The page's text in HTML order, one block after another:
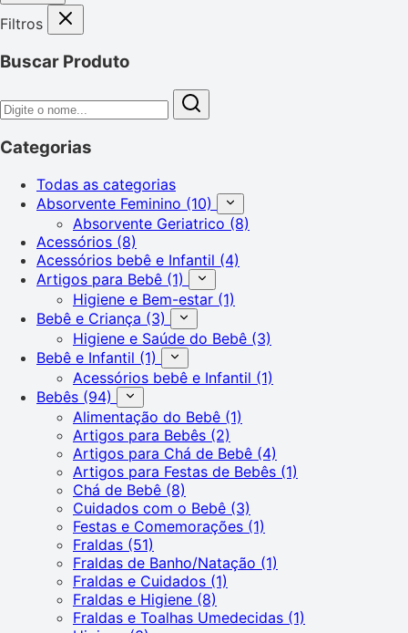
Filtros
Buscar Produto
Categorias
Todas as categorias
Absorvente Feminino (10)
Absorvente Geriatrico (8)
Acessórios (8)
Acessórios bebê e Infantil (4)
Artigos para Bebê (1)
Higiene e Bem-estar (1)
Bebê e Criança (3)
Higiene e Saúde do Bebê (3)
Bebê e Infantil (1)
Acessórios bebê e Infantil (1)
Bebês (94)
Alimentação do Bebê (1)
Artigos para Bebês (2)
Artigos para Chá de Bebê (4)
Artigos para Festas de Bebês (1)
Chá de Bebê (8)
Cuidados com o Bebê (3)
Festas e Comemorações (1)
Fraldas (51)
Fraldas de Banho/Natação (1)
Fraldas e Cuidados (1)
Fraldas e Higiene (8)
Fraldas e Toalhas Umedecidas (1)